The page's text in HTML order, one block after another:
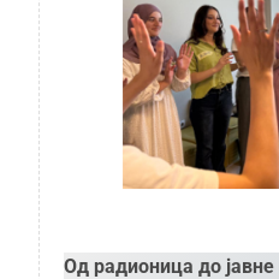
Од радионица до јавне